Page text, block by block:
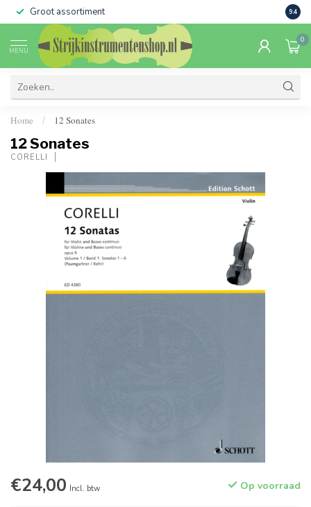
Groot assortiment 9.4
MENU
0
Home / 12 Sonates
12 Sonates
CORELLI
€24,00 Incl. btw Op voorraad